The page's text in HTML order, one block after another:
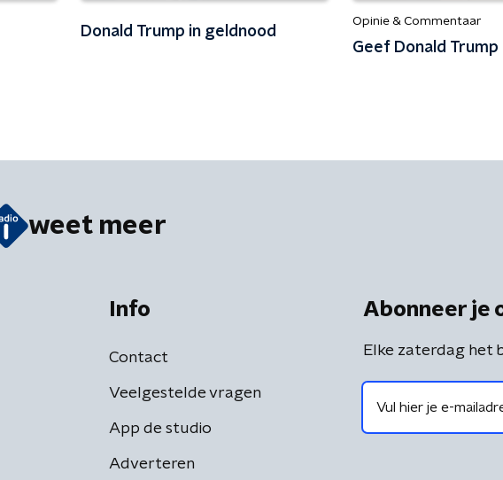
Donald Trump in geldnood
Opinie & Commentaar
Geef Donald Trump
weet meer
Info
Contact
Veelgestelde vragen
App de studio
Adverteren
Abonneer je
Elke zaterdag het